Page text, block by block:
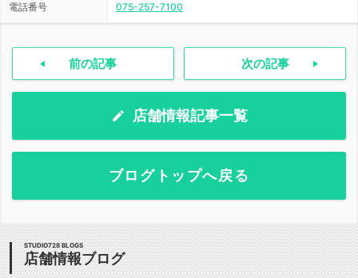
電話番号 075-257-7100
前の記事 次の記事
店舗情報記事一覧
ブログトップへ戻る
STUDIO728 BLOGS
店舗情報ブログ